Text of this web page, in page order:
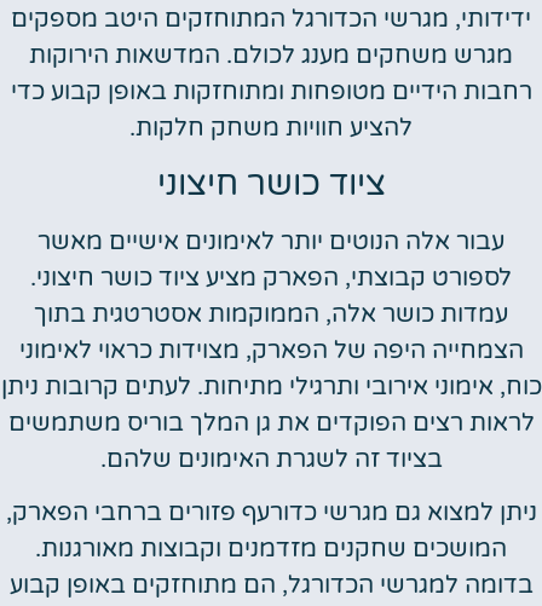
ידידותי, מגרשי הכדורגל המתוחזקים היטב מספקים
מגרש משחקים מענג לכולם. המדשאות הירוקות
רחבות הידיים מטופחות ומתוחזקות באופן קבוע כדי
להציע חוויות משחק חלקות.
ציוד כושר חיצוני
עבור אלה הנוטים יותר לאימונים אישיים מאשר
לספורט קבוצתי, הפארק מציע ציוד כושר חיצוני.
עמדות כושר אלה, הממוקמות אסטרטגית בתוך
הצמחייה היפה של הפארק, מצוידות כראוי לאימוני
כוח, אימוני אירובי ותרגילי מתיחות. לעתים קרובות ניתן
לראות רצים הפוקדים את גן המלך בוריס משתמשים
בציוד זה לשגרת האימונים שלהם.
ניתן למצוא גם מגרשי כדורעף פזורים ברחבי הפארק,
המושכים שחקנים מזדמנים וקבוצות מאורגנות.
בדומה למגרשי הכדורגל, הם מתוחזקים באופן קבוע